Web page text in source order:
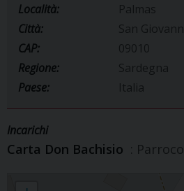
Località:
Palmas
Città:
San
CAP:
09010
Regione:
Sardegna
Paese:
Italia
Incarichi
Carta Don Bachisio : Parroco